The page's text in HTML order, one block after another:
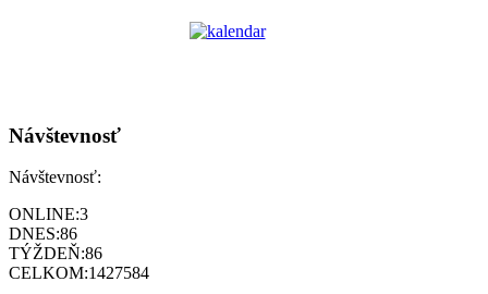
Návštevnosť
Návštevnosť:
ONLINE:3
DNES:86
TÝŽDEŇ:86
CELKOM:1427584